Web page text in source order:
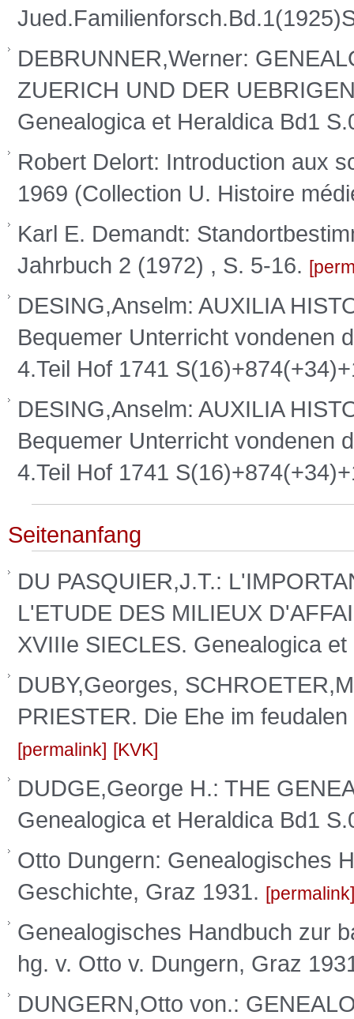
DEBRUNNER,Werner:
ZUERICH UND DER
Genealogica et Heraldica Bd1
Robert Delort: Introduction aux
1969 (Collection U. Histoire
Karl E. Demandt:
Jahrbuch 2 (1972) , S. 5-16.
DESING,Anselm: AUXILIA
Bequemer Unterricht vondenen
4.Teil Hof 1741
DESING,Anselm: AUXILIA
Bequemer Unterricht vondenen
4.Teil Hof 1741
Seitenanfang
DU PASQUIER,J.T.:
L'ETUDE DES MILIEUX
XVIIIe SIECLES. Genealogica
DUBY,Georges,
PRIESTER. Die Ehe im
permalink KVK
DUDGE,George H.: THE
Genealogica et Heraldica Bd1
Otto Dungern: Genealogisches
Geschichte, Graz 1931.
permalink
Genealogisches Handbuch zur
hg. v. Otto v. Dungern, Graz
DUNGERN,Otto von.: